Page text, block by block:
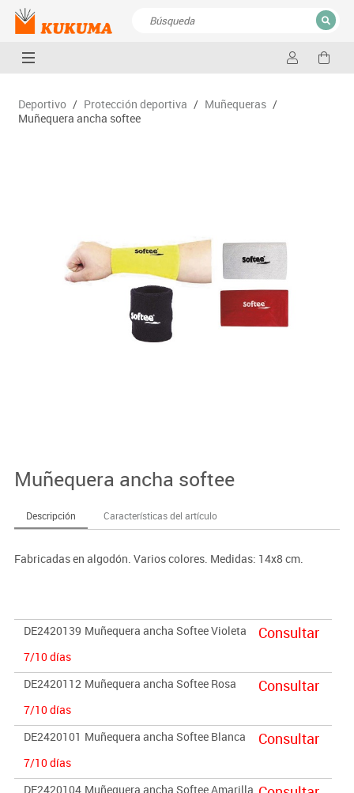
CERRAR
Deportivo / Protección deportiva / Muñequeras /
Muñequera ancha softee
Muñequera ancha softee
Descripción Características del artículo
Fabricadas en algodón. Varios colores. Medidas: 14x8 cm.
DE2420139 Muñequera ancha Softee Violeta
7/10 días
Consultar
DE2420112 Muñequera ancha Softee Rosa
7/10 días
Consultar
DE2420101 Muñequera ancha Softee Blanca
7/10 días
Consultar
DE2420104 Muñequera ancha Softee Amarilla